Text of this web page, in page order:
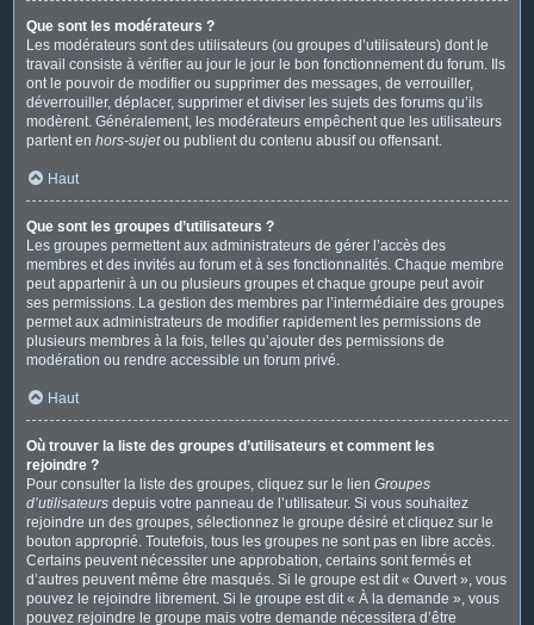
Que sont les modérateurs ?
Les modérateurs sont des utilisateurs (ou groupes d’utilisateurs) dont le
travail consiste à vérifier au jour le jour le bon fonctionnement du forum. Ils
ont le pouvoir de modifier ou supprimer des messages, de verrouiller,
déverrouiller, déplacer, supprimer et diviser les sujets des forums qu’ils
modèrent. Généralement, les modérateurs empêchent que les utilisateurs
partent en hors-sujetou publient du contenu abusif ou offensant.
Haut
Que sont les groupes d’utilisateurs ?
Les groupes permettent aux administrateurs de gérer l’accès des
membres et des invités au forum et à ses fonctionnalités. Chaque membre
peut appartenir à un ou plusieurs groupes et chaque groupe peut avoir
ses permissions. La gestion des membres par l’intermédiaire des groupes
permet aux administrateurs de modifier rapidement les permissions de
plusieurs membres à la fois, telles qu’ajouter des permissions de
modération ou rendre accessible un forum privé.
Haut
Où trouver la liste des groupes d’utilisateurs et comment les
rejoindre ?
Pour consulter la liste des groupes, cliquez sur le lien Groupes
d’utilisateurs depuis votre panneau de l’utilisateur. Si vous souhaitez
rejoindre un des groupes, sélectionnez le groupe désiré et cliquez sur le
bouton approprié. Toutefois, tous les groupes ne sont pas en libre accès.
Certains peuvent nécessiter une approbation, certains sont fermés et
d’autres peuvent même être masqués. Si le groupe est dit « Ouvert », vous
pouvez le rejoindre librement. Si le groupe est dit « À la demande », vous
pouvez rejoindre le groupe mais votre demande nécessitera d’être